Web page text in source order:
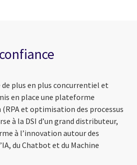
plus en plus concurrentiel et
en place une plateforme
et optimisation des processus
à la DSI d’un grand distributeur,
à l’innovation autour des
du Chatbot et du Machine